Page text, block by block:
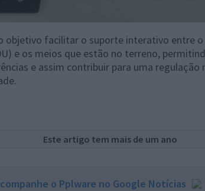
objetivo facilitar o suporte interativo entre o
e os meios que estão no terreno,
e assim contribuir para uma regulação
Este artigo tem mais de um ano
o Pplware no Google Notícias